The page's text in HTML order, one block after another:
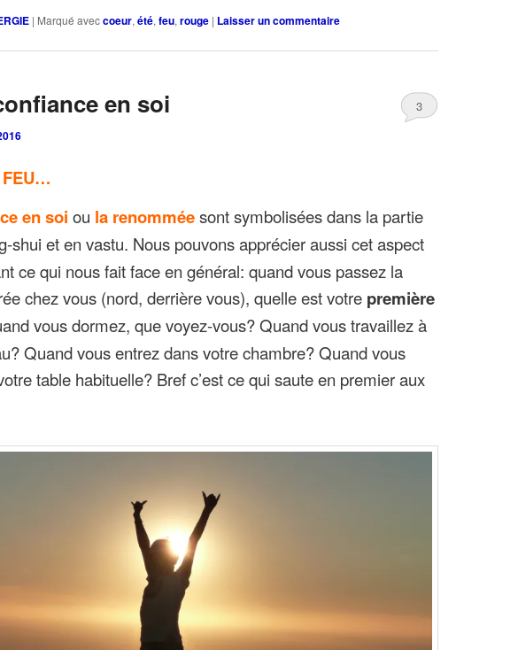
| Marqué aveccoeur, été, feu, rouge | Laisser un commentaire
en soi 3
FEU…
en soi ou la renomméesont symbolisées dans la partie
shui et en vastu. Nous pouvons apprécier aussi cet aspect
ce qui nous fait face en général: quand vous passez la
chez vous (nord, derrière vous), quelle est votre première
vous dormez, que voyez-vous? Quand vous travaillez à
Quand vous entrez dans votre chambre? Quand vous
table habituelle? Bref c’est ce qui saute en premier aux